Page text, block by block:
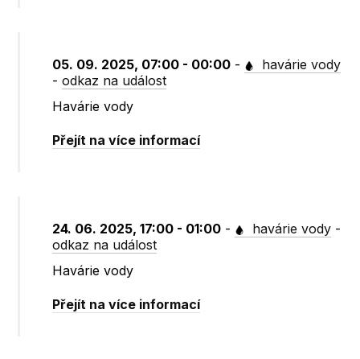
05. 09. 2025, 07:00 - 00:00 -
havárie vody
-odkaz na událost
Havárie vody
Přejít na více informací
24. 06. 2025, 17:00 - 01:00 - havárie vody -
odkaz na událost
Havárie vody
Přejít na více informací